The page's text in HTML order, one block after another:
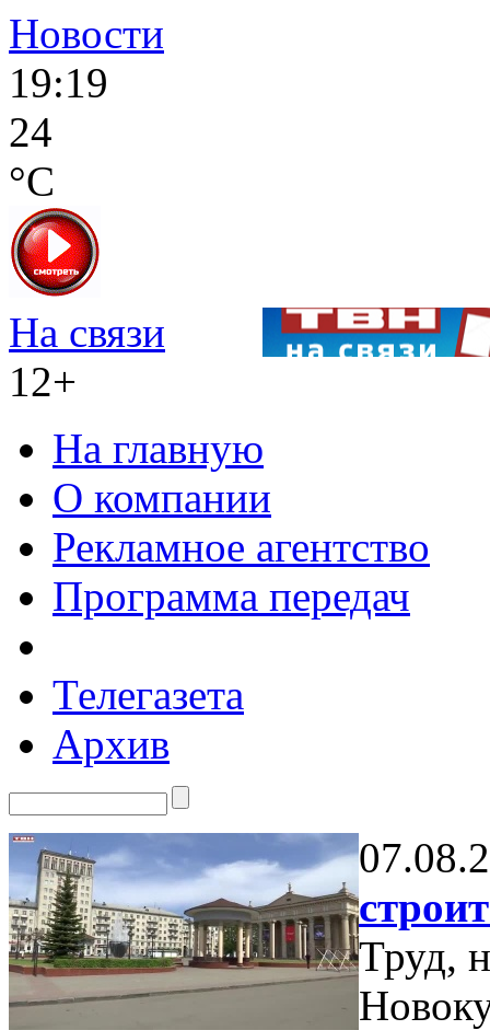
Новости
19:19
24
°C
На связи
12+
На главную
О компании
Рекламное агентство
Программа передач
Телегазета
Архив
Труд,